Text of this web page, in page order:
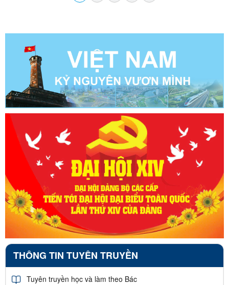
THÔNG TIN TUYÊN TRUYỀN
Tuyên truyền học và làm theo Bác